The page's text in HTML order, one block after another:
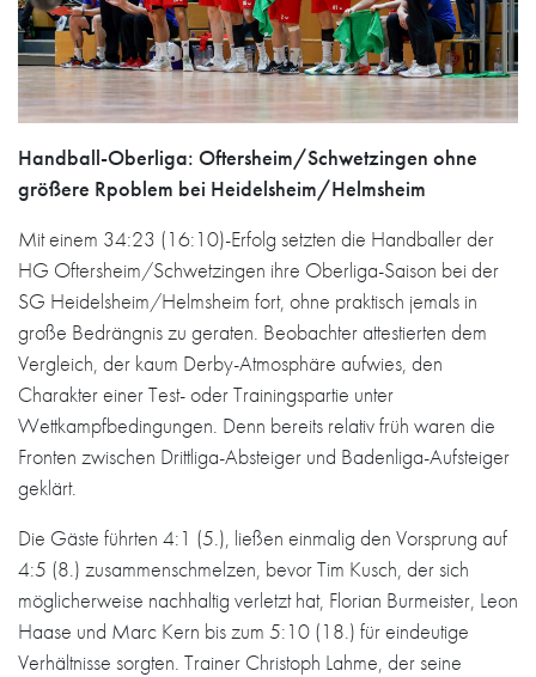
Handball-Oberliga: Oftersheim/Schwetzingen ohne
größere Rpoblem bei Heidelsheim/Helmsheim
Mit einem 34:23 (16:10)-Erfolg setzten die Handballer der
HG Oftersheim/Schwetzingen ihre Oberliga-Saison bei der
SG Heidelsheim/Helmsheim fort, ohne praktisch jemals in
große Bedrängnis zu geraten. Beobachter attestierten dem
Vergleich, der kaum Derby-Atmosphäre aufwies, den
Charakter einer Test- oder Trainingspartie unter
Wettkampfbedingungen. Denn bereits relativ früh waren die
Fronten zwischen Drittliga-Absteiger und Badenliga-Aufsteiger
geklärt.
Die Gäste führten 4:1 (5.), ließen einmalig den Vorsprung auf
4:5 (8.) zusammenschmelzen, bevor Tim Kusch, der sich
möglicherweise nachhaltig verletzt hat, Florian Burmeister, Leon
Haase und Marc Kern bis zum 5:10 (18.) für eindeutige
Verhältnisse sorgten. Trainer Christoph Lahme, der seine